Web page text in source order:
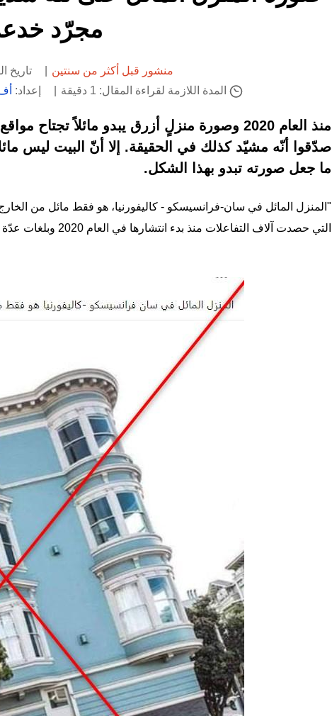
مجرّد
منشور قبل أكثر من سنتين
تاريخ النشر 25 يوليو
المدة اللازمة لقراءة المقال: 1 دقيقة
إعداد:
منذ العام 2020 وصورة منزلٍ أزرق يبدو مائلاً
صدّقوا أنّه مشيّد كذلك في الحقيقة. إلا أنّ البيت ليس
ما جعل صورته تبدو بهذا الشكل.
"المنزل المائل في سان-فرانسيسكو - كاليفورنيا، هو فقط مائل من
التي حصدت آلاف التفاعلات منذ بدء انتشارها في العام 2020 وبلغات عدّة منها العربيّة و